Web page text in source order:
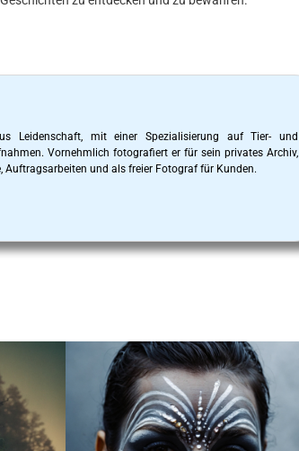
Leidenschaft, mit einer Spezialisierung auf Tier- und
Vornehmlich fotografiert er für sein privates Archiv,
und als freier Fotograf für Kunden.